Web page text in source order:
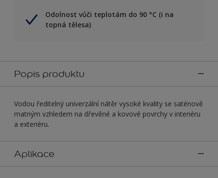
Odolnost vůči teplotám do 90 °C (i na
topná tělesa)
Popis produktu
Vodou ředitelný univerzální nátěr vysoké kvality se saténově
matným vzhledem na dřevěné a kovové povrchy v interiéru
a exteriéru.
Aplikace